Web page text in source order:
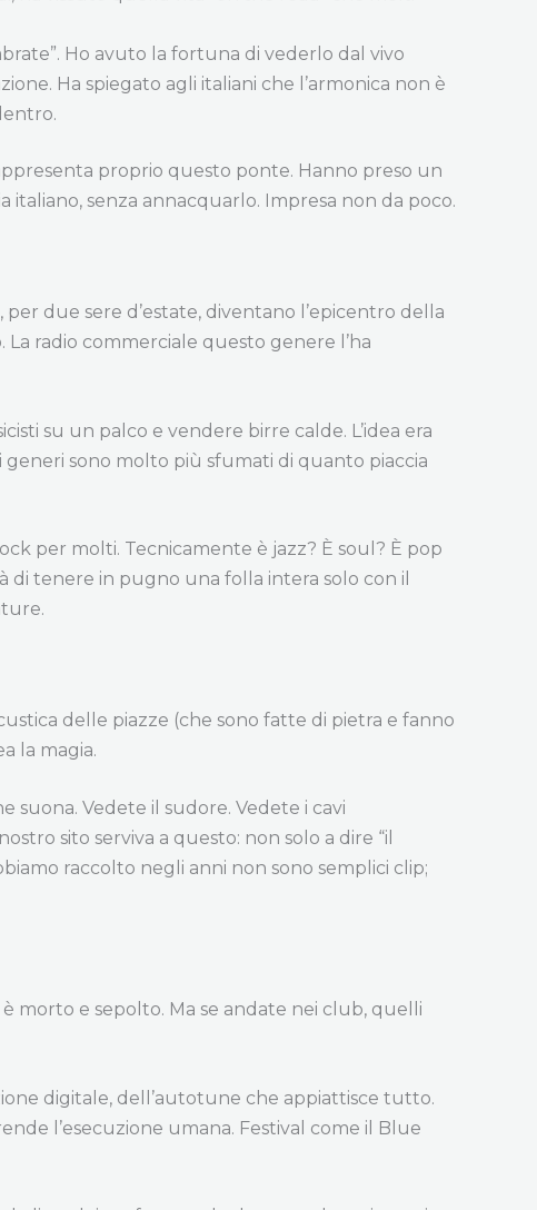
Ho avuto la fortuna di vederlo dal vivo
Ha spiegato agli italiani che l’armonica non è
proprio questo ponte. Hanno preso un
senza annacquarlo. Impresa non da poco.
per due sere d’estate, diventano l’epicentro della
radio commerciale questo genere l’ha
su un palco e vendere birre calde. L’idea era
sono molto più sfumati di quanto piaccia
per molti. Tecnicamente è jazz? È soul? È pop
di tenere in pugno una folla intera solo con il
delle piazze (che sono fatte di pietra e fanno
la magia.
Vedete il sudore. Vedete i cavi
sito serviva a questo: non solo a dire “il
raccolto negli anni non sono semplici clip;
morto e sepolto. Ma se andate nei club, quelli
digitale, dell’autotune che appiattisce tutto.
l’esecuzione umana. Festival come il Blue